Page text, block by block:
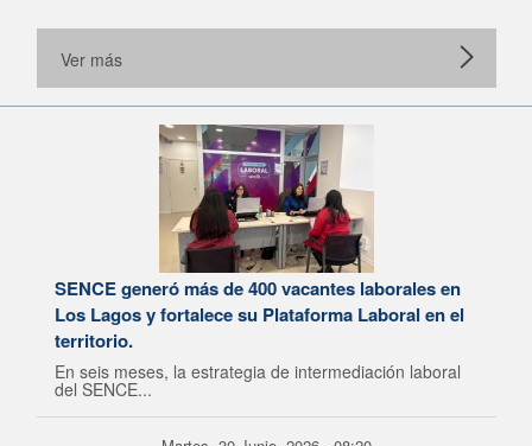
Ver más
SENCE generó más de 400 vacantes laborales en
Los Lagos y fortalece su Plataforma Laboral en el
territorio.
En seis meses, la estrategia de intermediación laboral
del SENCE...